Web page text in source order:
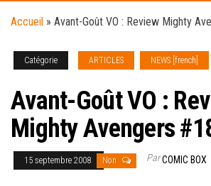
Accueil » Avant-Goût VO : Review Mighty
Catégorie ARTICLES NEWS [french]
Avant-Goût VO :
Mighty Avengers
15 septembre 2008 Non ParCOMIC BOX